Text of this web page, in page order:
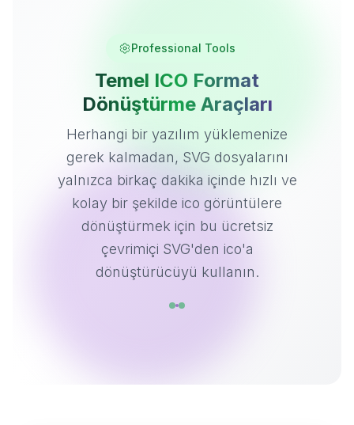
Professional Tools
Temel ICO Format
Dönüştürme Araçları
Herhangi bir yazılım yüklemenize
gerek kalmadan, SVG dosyalarını
yalnızca birkaç dakika içinde hızlı ve
kolay bir şekilde ico görüntülere
dönüştürmek için bu ücretsiz
çevrimiçi SVG'den ico'a
dönüştürücüyü kullanın.